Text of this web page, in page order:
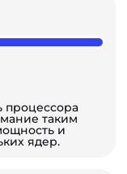
процессора
таким
и
ядер.